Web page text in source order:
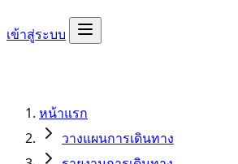
เข้าสู่ระบบ
หน้าแรก
วางแผนการเดินทาง